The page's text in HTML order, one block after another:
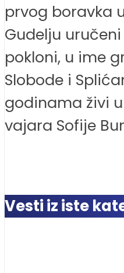
prvog boravka
Gudelju
pokloni, u ime
Slobode i
godinama živi
vajara Sofije
Vesti iz iste